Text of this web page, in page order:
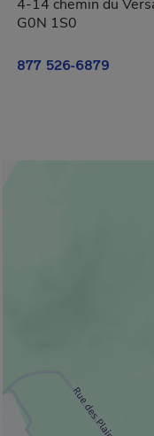
4-14 chemin du
G0N 1S0
877 526-6879